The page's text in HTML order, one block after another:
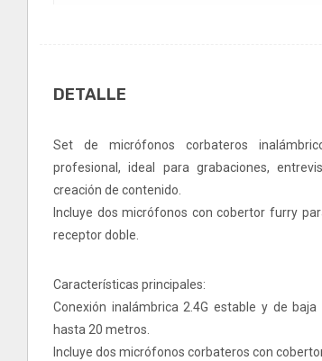
DETALLE
Set de micrófonos corbateros
profesional, ideal para grabaciones,
creación de contenido.
Incluye dos micrófonos con cobertor furry
receptor doble.
Características principales:
Conexión inalámbrica 2.4G estable y de
hasta 20 metros.
Incluye dos micrófonos corbateros con